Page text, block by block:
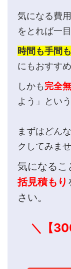
気になる費
をとれば一目
時間も手間
にもおすすめ
しかも完全
よう」とい
まずはどん
クしてみま
気になるこ
括見積もり
さい。
＼【